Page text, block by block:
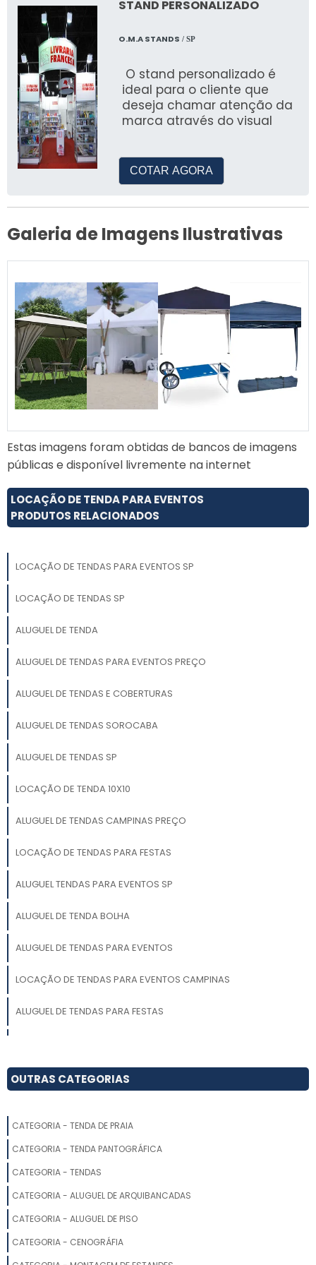
Atendemos a capital e diversas regiões do
interior de São Paulo.
Como posso obter um orçamento
para locação de tendas?
Entre em contato conosco via WhatsApp ou
telefone para um orçamento rápido.
STAND PERSONALIZADO
O.M.A STANDS / SP
O stand personalizado é
ideal para o cliente que
deseja chamar atenção da
marca através do visual
COTAR AGORA
Galeria de Imagens Ilustrativas
Estas imagens foram obtidas de bancos de imagens
públicas e disponível livremente na internet
LOCAÇÃO DE TENDA PARA EVENTOS
PRODUTOS RELACIONADOS
LOCAÇÃO DE TENDAS PARA EVENTOS SP
LOCAÇÃO DE TENDAS SP
ALUGUEL DE TENDA
ALUGUEL DE TENDAS PARA EVENTOS PREÇO
ALUGUEL DE TENDAS E COBERTURAS
ALUGUEL DE TENDAS SOROCABA
ALUGUEL DE TENDAS SP
LOCAÇÃO DE TENDA 10X10
ALUGUEL DE TENDAS CAMPINAS PREÇO
LOCAÇÃO DE TENDAS PARA FESTAS
ALUGUEL TENDAS PARA EVENTOS SP
ALUGUEL DE TENDA BOLHA
ALUGUEL DE TENDAS PARA EVENTOS
LOCAÇÃO DE TENDAS PARA EVENTOS CAMPINAS
ALUGUEL DE TENDAS PARA FESTAS
ALUGUEL DE TENDAS MG
ALUGUEL DE TENDAS PARA CASAMENTO EM CAMPINAS
TENDAS E TOLDOS PARA ALUGAR
ALUGUEL DE TENDAS ITU
OUTRAS CATEGORIAS
CATEGORIA - TENDA DE PRAIA
CATEGORIA - TENDA PANTOGRÁFICA
CATEGORIA - TENDAS
CATEGORIA - ALUGUEL DE ARQUIBANCADAS
CATEGORIA - ALUGUEL DE PISO
CATEGORIA - CENOGRÁFIA